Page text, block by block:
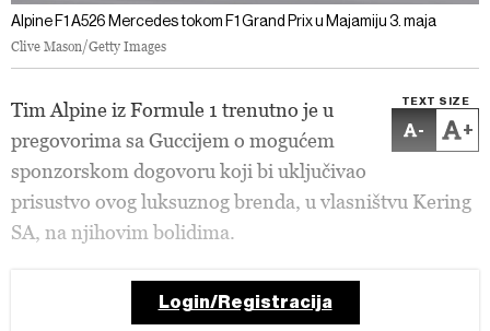
Alpine F1 A526 Mercedes tokom F1 Grand Prix u Majamiju 3. maja
Clive Mason/Getty Images
TEXT SIZE
- +
Tim Alpine iz Formule 1 trenutno je u
pregovorima sa Guccijem o mogućem
sponzorskom dogovoru koji bi uključivao
prisustvo ovog luksuznog brenda, u vlasništvu Kering
SA, na njihovim bolidima.
Login/Registracija